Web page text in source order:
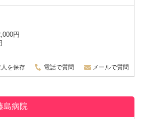
円
を保存 電話で質問 メールで質問
島病院